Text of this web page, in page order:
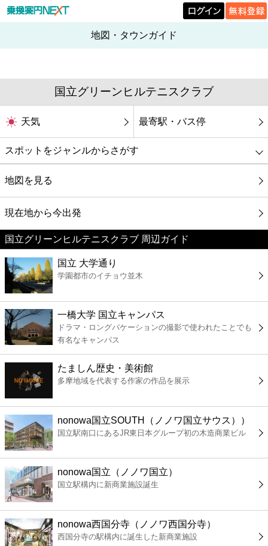
地図・タウンガイド
国立グリーンヒルテニスクラブ
天気 最寄駅・バス停
スポットをジャンルからさがす
グルメ
映画
美容
コンビニ
薬局
スーパー
エンタメ
レジャー
書店
ファミレス
カフェ
地図を見る
現在地から今出発
国立グリーンヒルテニスクラブ 周辺ガイド
国立 大学通り
学園都市のイチョウ並木
一橋大学 国立キャンパス
ドラマ・ロングバケーションの撮影で使われたことでも
有名なキャンパス
たましん歴史・美術館
多摩地域を代表する作家の作品を展示
nonowa国立SOUTH（ノノワ国立サウス））
国立駅南口にあるJR東日本グループ初の木造商業ビル
nonowa国立（ノノワ国立）
国立駅構内に新商業施設誕生
nonowa西国分寺（ノノワ西国分寺）
西国分寺の駅構内に誕生した新商業施設